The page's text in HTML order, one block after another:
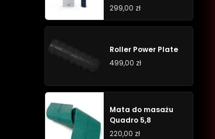
299,00 zł
Roller Power Plate
499,00 zł
Mata do masażu
Quadro 5,8
220,00 zł